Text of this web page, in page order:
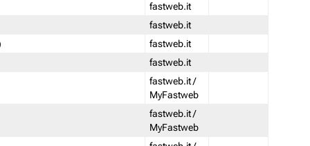
fastweb.it
fastweb.it
fastweb.it
fastweb.it
fastweb.it /
MyFastweb
fastweb.it /
MyFastweb